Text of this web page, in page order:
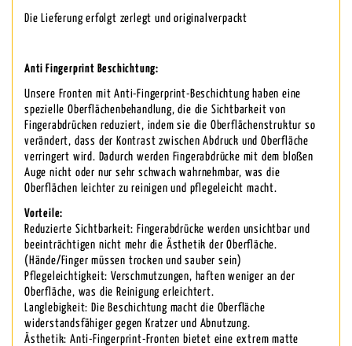
Die Lieferung erfolgt zerlegt und originalverpackt
Anti Fingerprint Beschichtung:
Unsere Fronten mit Anti-Fingerprint-Beschichtung haben eine
spezielle Oberflächenbehandlung, die die Sichtbarkeit von
Fingerabdrücken reduziert, indem sie die Oberflächenstruktur so
verändert, dass der Kontrast zwischen Abdruck und Oberfläche
verringert wird. Dadurch werden Fingerabdrücke mit dem bloßen
Auge nicht oder nur sehr schwach wahrnehmbar, was die
Oberflächen leichter zu reinigen und pflegeleicht macht.
Vorteile:
Reduzierte Sichtbarkeit: Fingerabdrücke werden unsichtbar und
beeinträchtigen nicht mehr die Ästhetik der Oberfläche.
(Hände/Finger müssen trocken und sauber sein)
Pflegeleichtigkeit: Verschmutzungen, haften weniger an der
Oberfläche, was die Reinigung erleichtert.
Langlebigkeit: Die Beschichtung macht die Oberfläche
widerstandsfähiger gegen Kratzer und Abnutzung.
Ästhetik: Anti-Fingerprint-Fronten bietet eine extrem matte